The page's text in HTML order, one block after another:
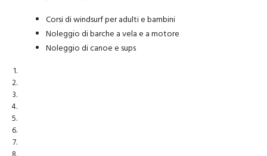
Corsi di windsurf per adulti e bambini
Noleggio di barche a vela e a motore
Noleggio di canoe e sups